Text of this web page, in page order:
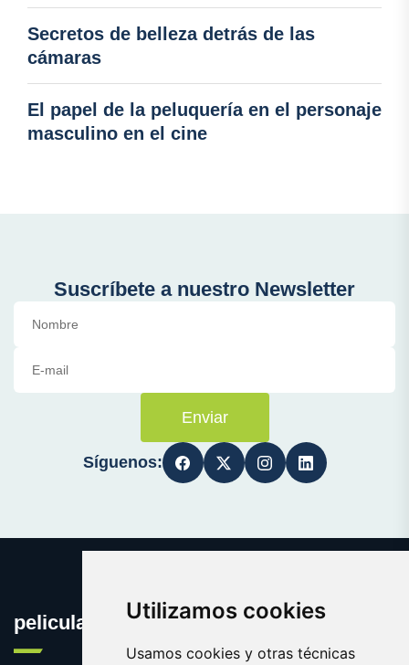
Utilizamos cookies
Usamos cookies y otras técnicas
Secretos de belleza detrás de las
cámaras
El papel de la peluquería en el personaje
masculino en el cine
Suscríbete a nuestro Newsletter
Enviar
Síguenos:
peliculasgratis.net